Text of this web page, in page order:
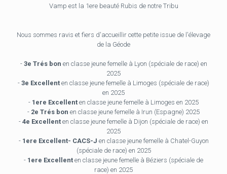
Vamp est la 1ere beauté Rubis de notre Tribu
Nous sommes ravis et fiers d'accueillir cette petite issue de l'élevage
de la Géode
- 3e Trés bon en classe jeune femelle à Lyon (spéciale de race) en
2025
- 3e Excellent en classe jeune femelle à Limoges (spéciale de race)
en 2025
- 1ere Excellent en classe jeune femelle à Limoges en 2025
- 2e Trés bon en classe jeune femelle à Irun (Espagne) 2025
- 4e Excellent en classe jeune femelle à Dijon (spéciale de race) en
2025
- 1ere Excellent- CACS-J en classe jeune femelle à Chatel-Guyon
(spéciale de race) en 2025
- 1ere Excellent en classe jeune femelle à Béziers (spéciale de
race) en 2025